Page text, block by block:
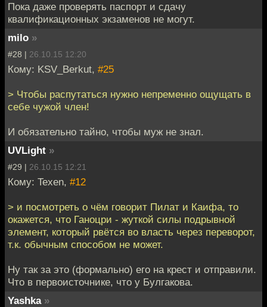
Пока даже проверять паспорт и сдачу
квалификационных экзаменов не могут.
milo »
#28 | 26.10.15 12:20
Кому: KSV_Berkut, #25
> Чтобы распутаться нужно непременно ощущать в
себе чужой член!
И обязательно тайно, чтобы муж не знал.
UVLight »
#29 | 26.10.15 12:21
Кому: Texen, #12
> и посмотреть о чём говорит Пилат и Каифа, то
окажется, что Ганоцри - жуткой силы подрывной
элемент, который рвётся во власть через переворот,
т.к. обычным способом не может.
Ну так за это (формально) его на крест и отправили.
Что в первоисточнике, что у Булгакова.
Yashka »